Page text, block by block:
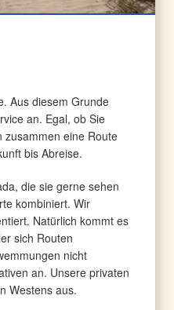
Aus diesem Grunde
an. Egal, ob Sie
zusammen eine Route
bis Abreise.
die sie gerne sehen
kombiniert. Wir
Natürlich kommt es
sich Routen
nicht
an. Unsere privaten
Westens aus.